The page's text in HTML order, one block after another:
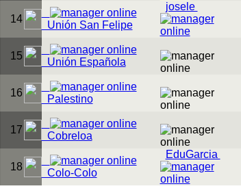
14
Unión San Felipe
josele
15
Unión Española
16
Palestino
17
Cobreloa
18
Colo-Colo
EduGarcia